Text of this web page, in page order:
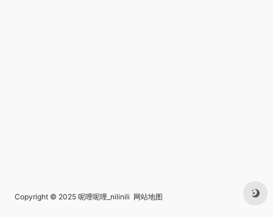
Copyright © 2025 呢哩呢哩_nilinili 网站地图